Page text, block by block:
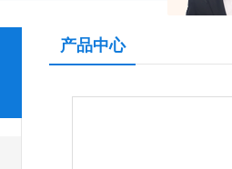
产品中心